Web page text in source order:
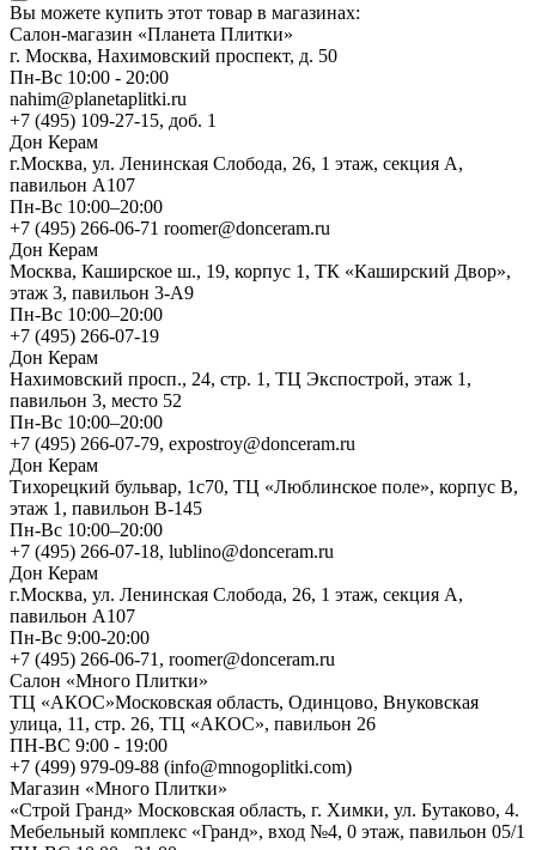
Вы можете купить этот товар в магазинах:
Салон-магазин «Планета Плитки»
г. Москва, Нахимовский проспект, д. 50
Пн-Вс 10:00 - 20:00
nahim@planetaplitki.ru
+7 (495) 109-27-15, доб. 1
Дон Керам
г.Москва, ул. Ленинская Слобода, 26, 1 этаж, секция А,
павильон А107
Пн-Вс 10:00–20:00
+7 (495) 266-06-71 roomer@donceram.ru
Дон Керам
Москва, Каширское ш., 19, корпус 1, ТК «Каширский Двор»,
этаж 3, павильон 3-А9
Пн-Вс 10:00–20:00
+7 (495) 266-07-19
Дон Керам
Нахимовский просп., 24, стр. 1, ТЦ Экспострой, этаж 1,
павильон 3, место 52
Пн-Вс 10:00–20:00
+7 (495) 266-07-79, expostroy@donceram.ru
Дон Керам
Тихорецкий бульвар, 1с70, ТЦ «Люблинское поле», корпус В,
этаж 1, павильон В-145
Пн-Вс 10:00–20:00
+7 (495) 266-07-18, lublino@donceram.ru
Дон Керам
г.Москва, ул. Ленинская Слобода, 26, 1 этаж, секция А,
павильон А107
Пн-Вс 9:00-20:00
+7 (495) 266-06-71, roomer@donceram.ru
Салон «Много Плитки»
ТЦ «АКОС»Московская область, Одинцово, Внуковская
улица, 11, стр. 26, ТЦ «АКОС», павильон 26
ПН-ВС 9:00 - 19:00
+7 (499) 979-09-88 (info@mnogoplitki.com)
Магазин «Много Плитки»
«Строй Гранд» Московская область, г. Химки, ул. Бутаково, 4.
Мебельный комплекс «Гранд», вход №4, 0 этаж, павильон 05/1